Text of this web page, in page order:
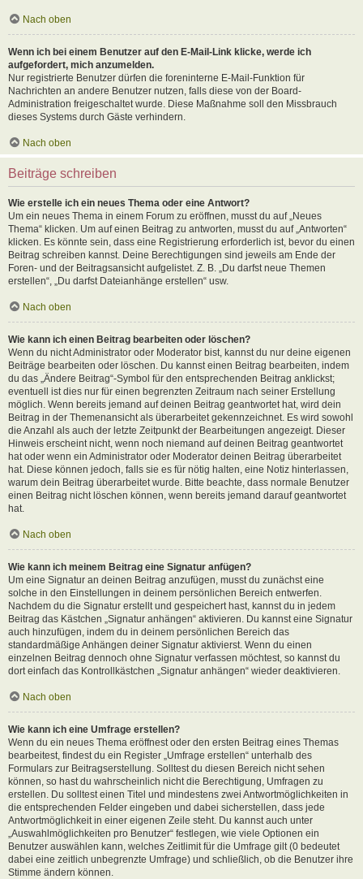
Nach oben
Wenn ich bei einem Benutzer auf den E-Mail-Link klicke, werde ich
aufgefordert, mich anzumelden.
Nur registrierte Benutzer dürfen die foreninterne E-Mail-Funktion für
Nachrichten an andere Benutzer nutzen, falls diese von der Board-
Administration freigeschaltet wurde. Diese Maßnahme soll den Missbrauch
dieses Systems durch Gäste verhindern.
Nach oben
Beiträge schreiben
Wie erstelle ich ein neues Thema oder eine Antwort?
Um ein neues Thema in einem Forum zu eröffnen, musst du auf „Neues
Thema“ klicken. Um auf einen Beitrag zu antworten, musst du auf „Antworten“
klicken. Es könnte sein, dass eine Registrierung erforderlich ist, bevor du einen
Beitrag schreiben kannst. Deine Berechtigungen sind jeweils am Ende der
Foren- und der Beitragsansicht aufgelistet. Z. B. „Du darfst neue Themen
erstellen“, „Du darfst Dateianhänge erstellen“ usw.
Nach oben
Wie kann ich einen Beitrag bearbeiten oder löschen?
Wenn du nicht Administrator oder Moderator bist, kannst du nur deine eigenen
Beiträge bearbeiten oder löschen. Du kannst einen Beitrag bearbeiten, indem
du das „Ändere Beitrag“-Symbol für den entsprechenden Beitrag anklickst;
eventuell ist dies nur für einen begrenzten Zeitraum nach seiner Erstellung
möglich. Wenn bereits jemand auf deinen Beitrag geantwortet hat, wird dein
Beitrag in der Themenansicht als überarbeitet gekennzeichnet. Es wird sowohl
die Anzahl als auch der letzte Zeitpunkt der Bearbeitungen angezeigt. Dieser
Hinweis erscheint nicht, wenn noch niemand auf deinen Beitrag geantwortet
hat oder wenn ein Administrator oder Moderator deinen Beitrag überarbeitet
hat. Diese können jedoch, falls sie es für nötig halten, eine Notiz hinterlassen,
warum dein Beitrag überarbeitet wurde. Bitte beachte, dass normale Benutzer
einen Beitrag nicht löschen können, wenn bereits jemand darauf geantwortet
hat.
Nach oben
Wie kann ich meinem Beitrag eine Signatur anfügen?
Um eine Signatur an deinen Beitrag anzufügen, musst du zunächst eine
solche in den Einstellungen in deinem persönlichen Bereich entwerfen.
Nachdem du die Signatur erstellt und gespeichert hast, kannst du in jedem
Beitrag das Kästchen „Signatur anhängen“ aktivieren. Du kannst eine Signatur
auch hinzufügen, indem du in deinem persönlichen Bereich das
standardmäßige Anhängen deiner Signatur aktivierst. Wenn du einen
einzelnen Beitrag dennoch ohne Signatur verfassen möchtest, so kannst du
dort einfach das Kontrollkästchen „Signatur anhängen“ wieder deaktivieren.
Nach oben
Wie kann ich eine Umfrage erstellen?
Wenn du ein neues Thema eröffnest oder den ersten Beitrag eines Themas
bearbeitest, findest du ein Register „Umfrage erstellen“ unterhalb des
Formulars zur Beitragserstellung. Solltest du diesen Bereich nicht sehen
können, so hast du wahrscheinlich nicht die Berechtigung, Umfragen zu
erstellen. Du solltest einen Titel und mindestens zwei Antwortmöglichkeiten in
die entsprechenden Felder eingeben und dabei sicherstellen, dass jede
Antwortmöglichkeit in einer eigenen Zeile steht. Du kannst auch unter
„Auswahlmöglichkeiten pro Benutzer“ festlegen, wie viele Optionen ein
Benutzer auswählen kann, welches Zeitlimit für die Umfrage gilt (0 bedeutet
dabei eine zeitlich unbegrenzte Umfrage) und schließlich, ob die Benutzer ihre
Stimme ändern können.